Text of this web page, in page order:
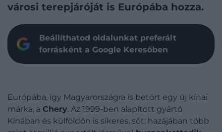
városi terepjáróját is Európába hozza.
Beállíthatod oldalunkat preferált
forrásként a Google Keresőben
Európába, így Magyarországra is betört egy új kínai
márka, a Chery. Az 1999-ben alapított gyártó
Kínában és külföldön is sikeres, sőt: hazájában több